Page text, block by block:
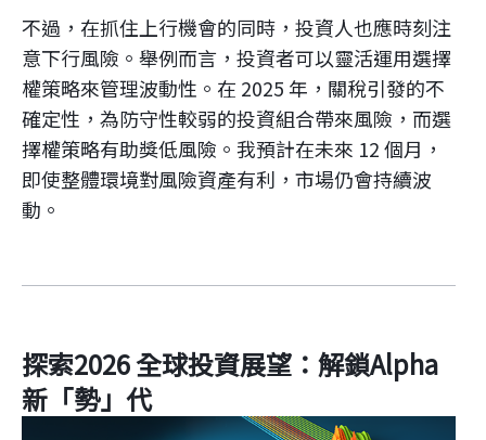
不過，在抓住上行機會的同時，投資人也應時刻注
意下行風險。舉例而言，投資者可以靈活運用選擇
權策略來管理波動性。在 2025 年，關稅引發的不
確定性，為防守性較弱的投資組合帶來風險，而選
擇權策略有助獎低風險。我預計在未來 12 個月，
即使整體環境對風險資產有利，市場仍會持續波
動。
探索2026 全球投資展望：解鎖Alpha
新「勢」代